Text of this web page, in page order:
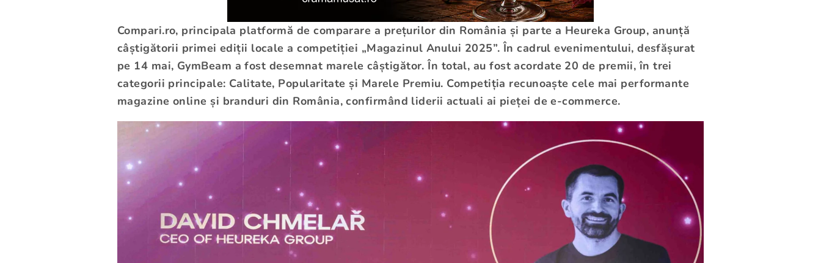
Compari.ro, principala platformă de comparare a prețurilor din România și parte a Heureka Group, anunță
câștigătorii primei ediții locale a competiției „Magazinul Anului 2025”. În cadrul evenimentului, desfășurat
pe 14 mai, GymBeam a fost desemnat marele câștigător. În total, au fost acordate 20 de premii, în trei
categorii principale: Calitate, Popularitate și Marele Premiu. Competiția recunoaște cele mai performante
magazine online și branduri din România, confirmând liderii actuali ai pieței de e-commerce.